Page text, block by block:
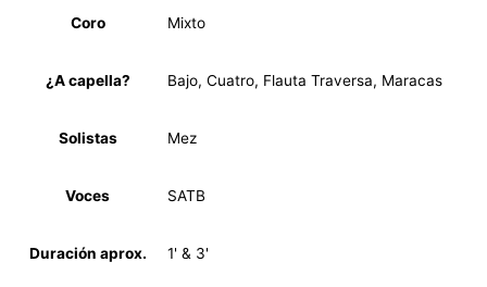
Coro Mixto
¿A capella? Bajo, Cuatro, Flauta Traversa, Maracas
Solistas Mez
Voces SATB
Duración aprox. 1' & 3'